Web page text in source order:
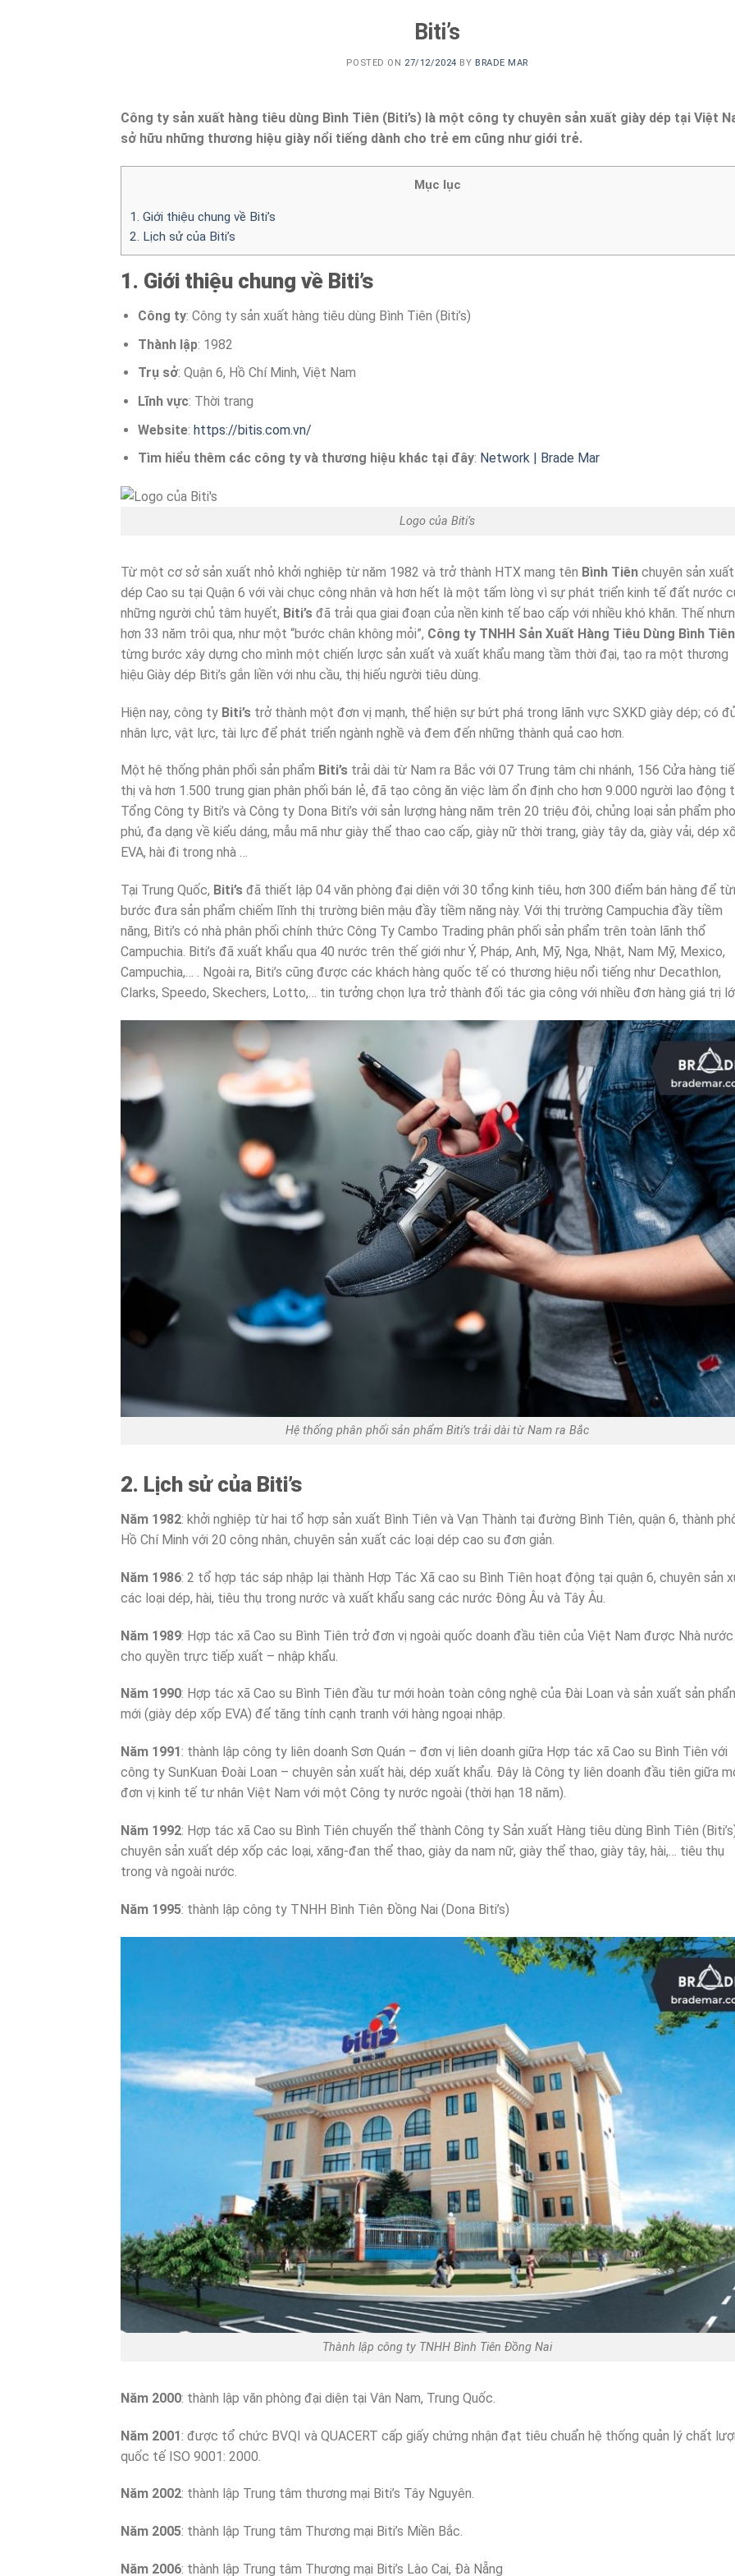
Biti’s
POSTED ON 27/12/2024 BY BRADE MAR
Công ty sản xuất hàng tiêu dùng Bình Tiên (Biti’s) là một công ty chuyên sản xuất giày dép tại Việt
sở hữu những thương hiệu giày nổi tiếng dành cho trẻ em cũng như giới trẻ.
Mục lục
1. Giới thiệu chung về Biti’s
2. Lịch sử của Biti’s
1. Giới thiệu chung về Biti’s
Công ty: Công ty sản xuất hàng tiêu dùng Bình Tiên (Biti’s)
Thành lập: 1982
Trụ sở: Quận 6, Hồ Chí Minh, Việt Nam
Lĩnh vực: Thời trang
Website: https://bitis.com.vn/
Tìm hiểu thêm các công ty và thương hiệu khác tại đây: Network | Brade Mar
Logo của Biti’s
Từ một cơ sở sản xuất nhỏ khởi nghiệp từ năm 1982 và trở thành HTX mang tên Bình Tiên chuyên sản xuất
dép Cao su tại Quận 6 với vài chục công nhân và hơn hết là một tấm lòng vì sự phát triển kinh tế đất nước
những người chủ tâm huyết, Biti’s đã trải qua giai đoạn của nền kinh tế bao cấp với nhiều khó khăn. Thế
hơn 33 năm trôi qua, như một “bước chân không mỏi”, Công ty TNHH Sản Xuất Hàng Tiêu Dùng Bình Tiên
từng bước xây dựng cho mình một chiến lược sản xuất và xuất khẩu mang tầm thời đại, tạo ra một thương
hiệu Giày dép Biti’s gắn liền với nhu cầu, thị hiếu người tiêu dùng.
Hiện nay, công ty Biti’s trở thành một đơn vị mạnh, thể hiện sự bứt phá trong lãnh vực SXKD giày dép; có
nhân lực, vật lực, tài lực để phát triển ngành nghề và đem đến những thành quả cao hơn.
Một hệ thống phân phối sản phẩm Biti’s trải dài từ Nam ra Bắc với 07 Trung tâm chi nhánh, 156 Cửa hàng
thị và hơn 1.500 trung gian phân phối bán lẻ, đã tạo công ăn việc làm ổn định cho hơn 9.000 người lao động
Tổng Công ty Biti’s và Công ty Dona Biti’s với sản lượng hàng năm trên 20 triệu đôi, chủng loại sản phẩm
phú, đa dạng về kiểu dáng, mẫu mã như giày thể thao cao cấp, giày nữ thời trang, giày tây da, giày vải, dép
EVA, hài đi trong nhà …
Tại Trung Quốc, Biti’s đã thiết lập 04 văn phòng đại diện với 30 tổng kinh tiêu, hơn 300 điểm bán hàng để
bước đưa sản phẩm chiếm lĩnh thị trường biên mậu đầy tiềm năng này. Với thị trường Campuchia đầy tiềm
năng, Biti’s có nhà phân phối chính thức Công Ty Cambo Trading phân phối sản phẩm trên toàn lãnh thổ
Campuchia. Biti’s đã xuất khẩu qua 40 nước trên thế giới như Ý, Pháp, Anh, Mỹ, Nga, Nhật, Nam Mỹ, Mexico,
Campuchia,… . Ngoài ra, Biti’s cũng được các khách hàng quốc tế có thương hiệu nổi tiếng như Decathlon,
Clarks, Speedo, Skechers, Lotto,… tin tưởng chọn lựa trở thành đối tác gia công với nhiều đơn hàng giá trị
Hệ thống phân phối sản phẩm Biti’s trải dài từ Nam ra Bắc
2. Lịch sử của Biti’s
Năm 1982: khởi nghiệp từ hai tổ hợp sản xuất Bình Tiên và Vạn Thành tại đường Bình Tiên, quận 6, thành
Hồ Chí Minh với 20 công nhân, chuyên sản xuất các loại dép cao su đơn giản.
Năm 1986: 2 tổ hợp tác sáp nhập lại thành Hợp Tác Xã cao su Bình Tiên hoạt động tại quận 6, chuyên sản
các loại dép, hài, tiêu thụ trong nước và xuất khẩu sang các nước Đông Âu và Tây Âu.
Năm 1989: Hợp tác xã Cao su Bình Tiên trở đơn vị ngoài quốc doanh đầu tiên của Việt Nam được Nhà nước
cho quyền trực tiếp xuất – nhập khẩu.
Năm 1990: Hợp tác xã Cao su Bình Tiên đầu tư mới hoàn toàn công nghệ của Đài Loan và sản xuất sản
mới (giày dép xốp EVA) để tăng tính cạnh tranh với hàng ngoại nhập.
Năm 1991: thành lập công ty liên doanh Sơn Quán – đơn vị liên doanh giữa Hợp tác xã Cao su Bình Tiên với
công ty SunKuan Đoài Loan – chuyên sản xuất hài, dép xuất khẩu. Đây là Công ty liên doanh đầu tiên giữa
đơn vị kinh tế tư nhân Việt Nam với một Công ty nước ngoài (thời hạn 18 năm).
Năm 1992: Hợp tác xã Cao su Bình Tiên chuyển thể thành Công ty Sản xuất Hàng tiêu dùng Bình Tiên
chuyên sản xuất dép xốp các loại, xăng-đan thể thao, giày da nam nữ, giày thể thao, giày tây, hài,… tiêu thụ
trong và ngoài nước.
Năm 1995: thành lập công ty TNHH Bình Tiên Đồng Nai (Dona Biti’s)
Thành lập công ty TNHH Bình Tiên Đồng Nai
Năm 2000: thành lập văn phòng đại diện tại Vân Nam, Trung Quốc.
Năm 2001: được tổ chức BVQI và QUACERT cấp giấy chứng nhận đạt tiêu chuẩn hệ thống quản lý chất
quốc tế ISO 9001: 2000.
Năm 2002: thành lập Trung tâm thương mại Biti’s Tây Nguyên.
Năm 2005: thành lập Trung tâm Thương mại Biti’s Miền Bắc.
Năm 2006: thành lập Trung tâm Thương mại Biti’s Lào Cai, Đà Nẵng